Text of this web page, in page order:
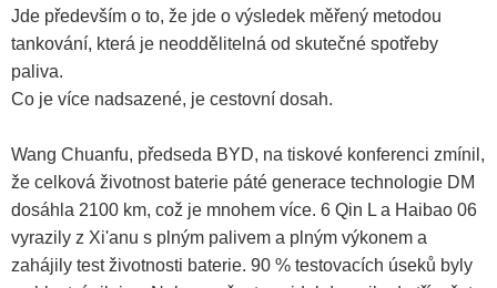
Jde především o to, že jde o výsledek měřený metodou
tankování, která je neoddělitelná od skutečné spotřeby
paliva.
Co je více nadsazené, je cestovní dosah.
Wang Chuanfu, předseda BYD, na tiskové konferenci zmínil,
že celková životnost baterie páté generace technologie DM
dosáhla 2100 km, což je mnohem více. 6 Qin L a Haibao 06
vyrazily z Xi'anu s plným palivem a plným výkonem a
zahájily test životnosti baterie. 90 % testovacích úseků byly